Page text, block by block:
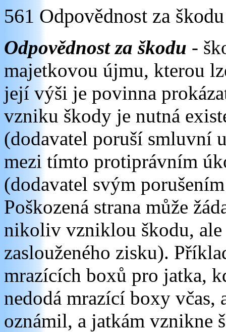
561 Odpovědnost za škodu
Odpovědnost za škodu -
majetkovou újmu, kterou
její výši je povinna
vzniku škody je nutná
(dodavatel poruší smluvní
mezi tímto protiprávním
(dodavatel svým
Poškozená strana může
nikoliv vzniklou škodu, ale
zaslouženého zisku).
mrazících boxů pro jatka,
nedodá mrazící boxy
oznámil, a jatkám vznikne